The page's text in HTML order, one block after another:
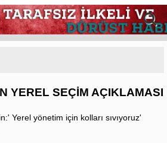
YEREL SEÇİM AÇIKLAMASI
Yerel yönetim için kolları sıvıyoruz'